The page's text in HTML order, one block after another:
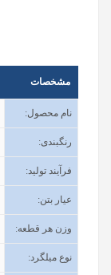
مشخصات
نام محصول:
رنگبندی:
فرآیند تولید:
عیار بتن:
وزن هر قطعه:
نوع میلگرد: